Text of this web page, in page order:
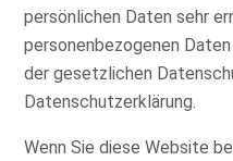
persönlichen Daten sehr
personenbezogenen
der gesetzlichen
Datenschutzerklärung.
Wenn Sie diese Website